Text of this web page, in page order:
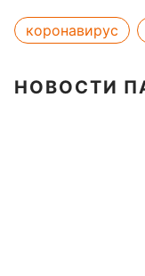
коронавирус
НОВОСТИ